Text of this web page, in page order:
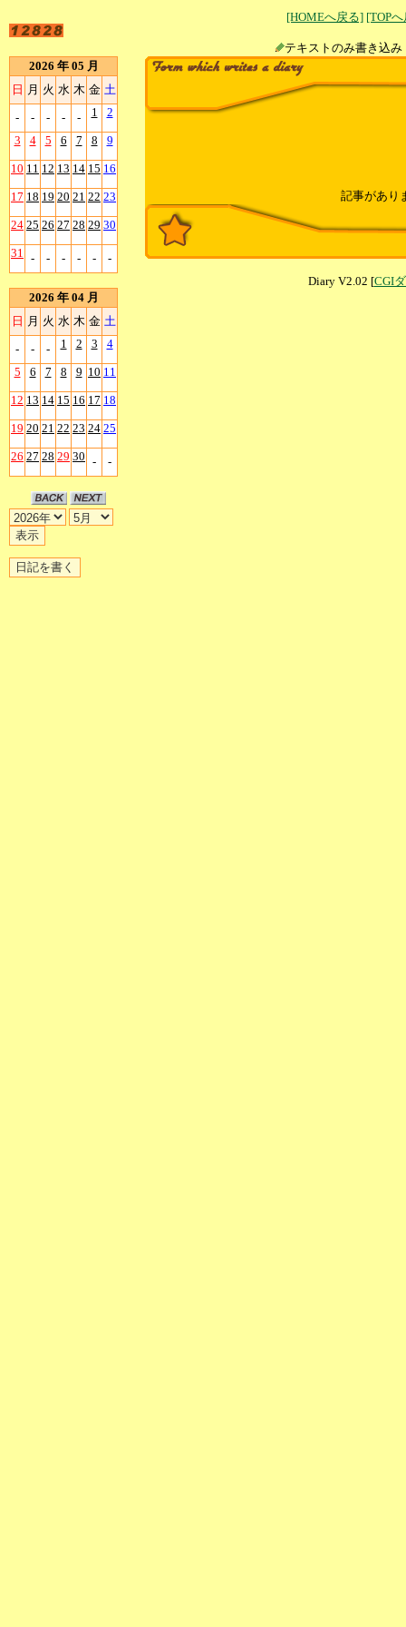
[HOMEへ戻る] [TOP
テキストのみ書
2026 年 05 月
日 月 火 水 木 金 土
- - - - - 1 2
3 4 5 6 7 8 9
10 11 12 13 14 15 16
17 18 19 20 21 22 23
24 25 26 27 28 29 30
31 - - - - - -
2026 年 04 月
日 月 火 水 木 金 土
- - - 1 2 3 4
5 6 7 8 9 10 11
12 13 14 15 16 17 18
19 20 21 22 23 24 25
26 27 28 29 30 - -
記事があり
Diary V2.02 [CGI